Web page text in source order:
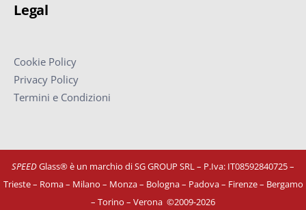
Legal
Cookie Policy
Privacy Policy
Termini e Condizioni
SPEEDGlass® è un marchio di SG GROUP SRL – P.Iva: IT08592840725–
Trieste – Roma – Milano – Monza – Bologna – Padova – Firenze – Bergamo
– Torino – Verona ©2009-2026